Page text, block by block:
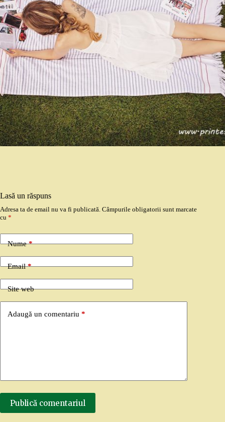
Lasă un răspuns
Adresa ta de email nu va fi publicată. Câmpurile obligatorii sunt marcate
cu *
Nume*
Email*
Site web
Adaugă un comentariu *
Publică comentariul